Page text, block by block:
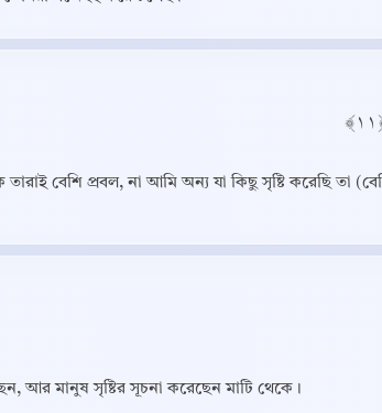
তারাই বেশি প্রবল, না আমি অন্য যা কিছু সৃষ্টি করেছি তা
আর মানুষ সৃষ্টির সূচনা করেছেন মাটি থেকে।